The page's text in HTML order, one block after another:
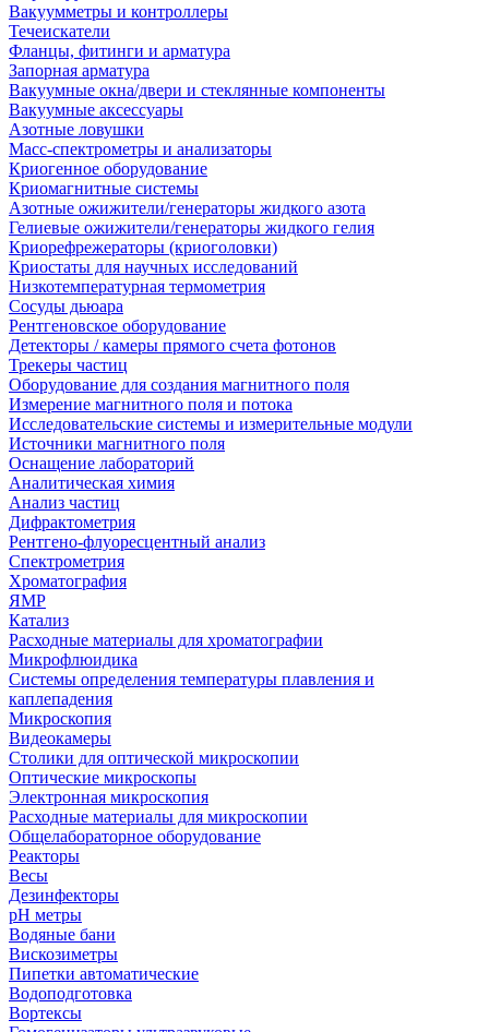
Вакуумметры и контроллеры
Течеискатели
Фланцы, фитинги и арматура
Запорная арматура
Вакуумные окна/двери и стеклянные компоненты
Вакуумные аксессуары
Азотные ловушки
Масс-спектрометры и анализаторы
Криогенное оборудование
Криомагнитные системы
Азотные ожижители/генераторы жидкого азота
Гелиевые ожижители/генераторы жидкого гелия
Криорефрежераторы (криоголовки)
Криостаты для научных исследований
Низкотемпературная термометрия
Сосуды дьюара
Рентгеновское оборудование
Детекторы / камеры прямого счета фотонов
Трекеры частиц
Оборудование для создания магнитного поля
Измерение магнитного поля и потока
Исследовательские системы и измерительные модули
Источники магнитного поля
Оснащение лабораторий
Аналитическая химия
Анализ частиц
Дифрактометрия
Рентгено-флуоресцентный анализ
Спектрометрия
Хроматография
ЯМР
Катализ
Расходные материалы для хроматографии
Микрофлюидика
Системы определения температуры плавления и
каплепадения
Микроскопия
Видеокамеры
Столики для оптической микроскопии
Оптические микроскопы
Электронная микроскопия
Расходные материалы для микроскопии
Общелабораторное оборудование
Реакторы
Весы
Дезинфекторы
рН метры
Водяные бани
Вискозиметры
Пипетки автоматические
Водоподготовка
Вортексы